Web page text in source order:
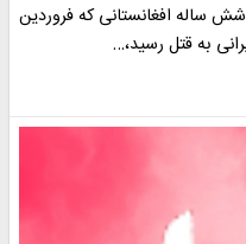
ساله افغانستانی که فروردین